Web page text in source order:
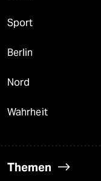
Sport
Berlin
Nord
Wahrheit
Themen